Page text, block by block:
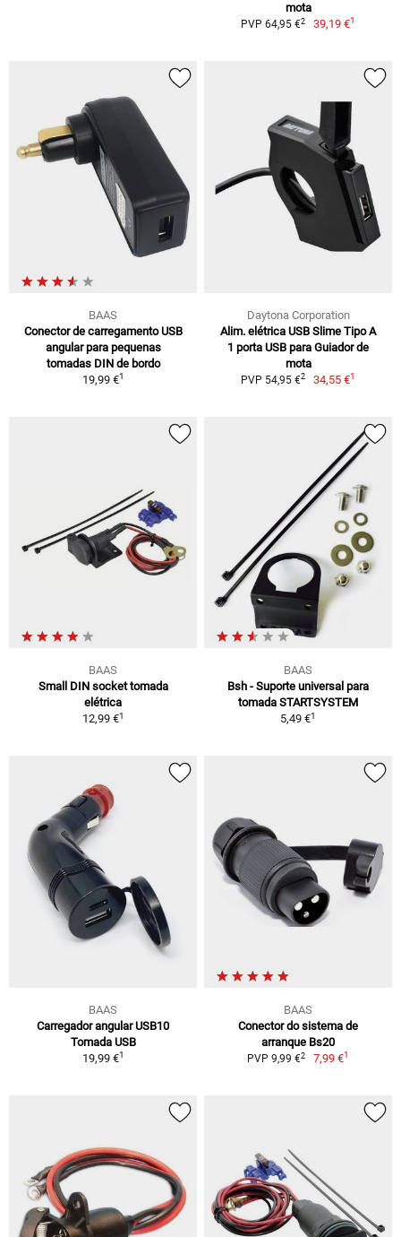
mota
PVP 64,95 €2 39,19 €1
BAAS
Conector de carregamento USB
angular para pequenas
tomadas DIN de bordo
19,99 €1
Daytona Corporation
Alim. elétrica USB Slime Tipo A
1 porta USB para Guiador de
mota
PVP 54,95 €2 34,55 €1
BAAS
Small DIN socket tomada
elétrica
12,99 €1
BAAS
Bsh - Suporte universal para
tomada STARTSYSTEM
5,49 €1
BAAS
Carregador angular USB10
Tomada USB
19,99 €1
BAAS
Conector do sistema de
arranque Bs20
PVP 9,99 €2 7,99 €1